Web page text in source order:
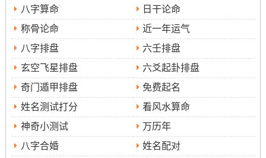
午前后进行。
4.日期:9月9日（星期二），农历七月十八
黄历宜忌:宜：开市、交易、立券、挂匾、祭祀、开光、
进人口、入宅、安床、拆卸、修造、动土、栽种；
忌：嫁娶、立碑、出行、伐木、安葬、行丧、移徙、纳畜.
日子特征:值神朱雀，建除十二神位成日，星宿觜火猴,标
记成就跟成功。
八字算命
日干论命
称骨论命
近一年运气
八字排盘
六壬排盘
玄空飞星排盘
六爻起卦排盘
奇门遁甲排盘
免费起名
姓名测试打分
看风水算命
神奇小测试
万历年
八字合婚
姓名配对